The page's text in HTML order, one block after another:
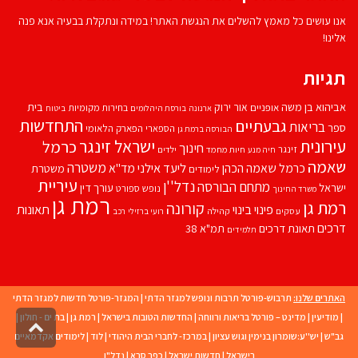
אנו עושים כל מאמץ להשלים את הנגשת האתר! במידה ונתקלת בבעיה אנא פנה
אלינו!
תגיות
אביהוא בן משהאופניים אור ירוק ארנונה בורסת היהלומים בחירות מקומיות ביטוח בית
ספרבריאותגבעתיים הבורסה ברמת גן הספארי הפארק הלאומי התחדשות
עירוניתזינגר חיה מנע חיות מחמד חינוך ילדים ישראל זינגרכרמל
שאמה כרמל שאמה הכהן לימודים ליעד אילנימד''אמשטרה משטרת
ישראל משרד החינוך מתחם הבורסהנדל''ן נופש ספורט עורך דין עיריית
רמת גן עסקים פינוי בינוי קהילה קורונה רועי ברזילי רכב רמת גן תאונות
דרכים תאונת דרכים תלמידים תמ"א 38
האתרים שלנו: תרבוש-פורטל תרבות ונופש למגזר הדתי | המגזר-פורטל חדשות למגזר הדתי
| מודיעין | מדינט – פורטל בריאות ורווחה | החדשות הטובות בישראל | רמת גן |בת ים - חולון |
גב"ש | יש''ע:שומרון בנימין וגוש עציון |במרכז- לחברי הבית היהודי |לוד |לימודים אקדמאיים
בישראל | חדשות ישראל | כפר סבא | נדל"ן